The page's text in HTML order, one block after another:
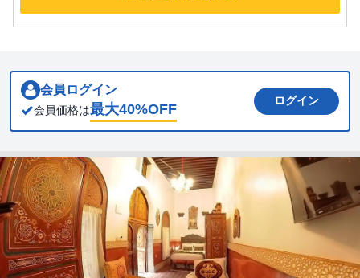
会員ログイン
会員価格は最大40%OFF
ログイン